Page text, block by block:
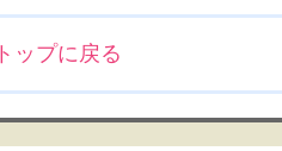
トップに戻る